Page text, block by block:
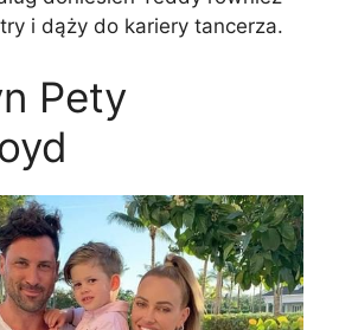
i dąży do kariery tancerza.
Pety